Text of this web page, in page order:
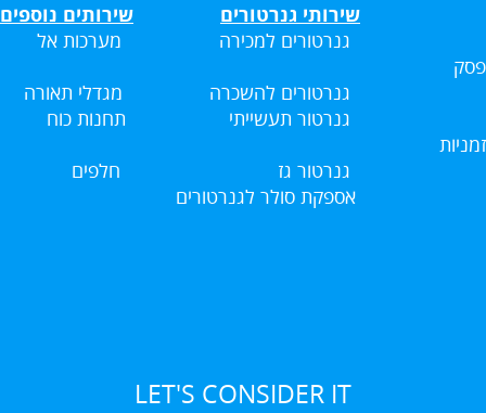
שירותי גנרטורים
שירותים נוספים
גנרטורים למכירה
מערכות אל
פסק
גנרטורים להשכרה
מגדלי תאורה
גנרטור תעשייתי
תחנות כוח
זמניות
גנרטור גז
חלפים
אספקת סולר לגנרטורים
LET'S CONSIDER IT